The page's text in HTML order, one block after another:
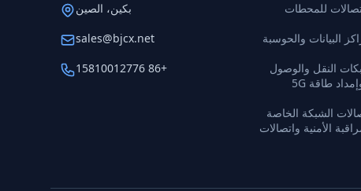
للمحطات
البيانات والحوسبة
النقل والوصول
الموقع الذكي وإمداد طاقة 5G
الشبكة الخاصة
الأمنية واتصالات
بكين، الصين
sales@bjcx.net
+86 15810012776